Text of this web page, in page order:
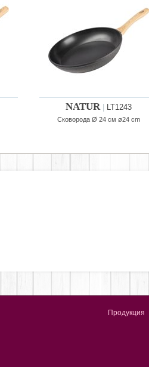
NATUR| LT1243
Сковорода Ø 24 см ø24 cm
Продукция